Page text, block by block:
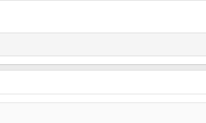
Я чувствую, на сколько мне это
в жизни и т.д. и т.п.
то оно закончилось. Не хочу
1-й день.